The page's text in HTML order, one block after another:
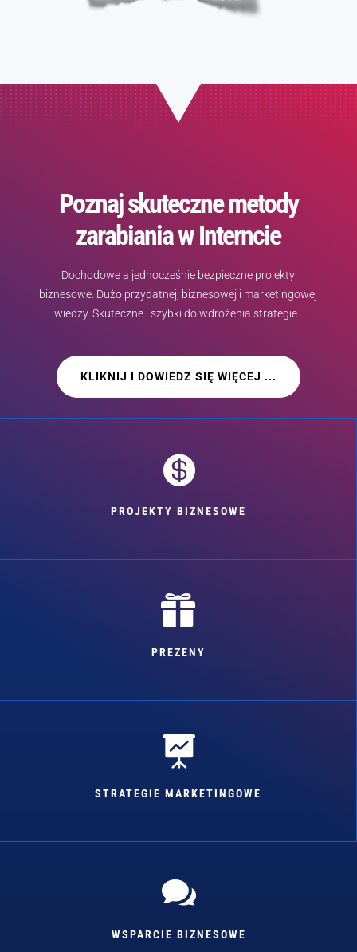
Poznaj skuteczne metody
zarabiania w Interncie
Dochodowe a jednocześnie bezpieczne projekty
biznesowe. Dużo przydatnej, biznesowej i marketingowej
wiedzy. Skuteczne i szybki do wdrożenia strategie.
KLIKNIJ I DOWIEDZ SIĘ WIĘCEJ ...

PROJEKTY BIZNESOWE

PREZENY

STRATEGIE MARKETINGOWE

WSPARCIE BIZNESOWE